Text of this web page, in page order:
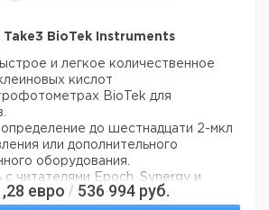
BioTek Instruments
и легкое количественное
кислот
BioTek для
до шестнадцати 2-мкл
или дополнительного
оборудования.
читателями Epoch, Synergy и
евро / 536 994 руб.